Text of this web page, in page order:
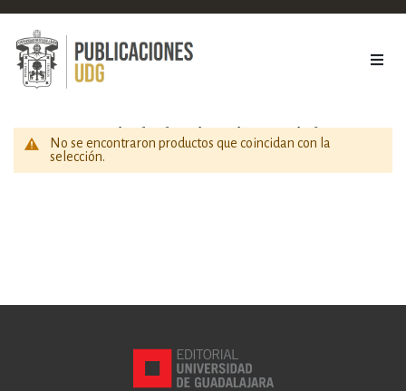
Sociedad y ciencias sociales
No se encontraron productos que coincidan con la
selección.